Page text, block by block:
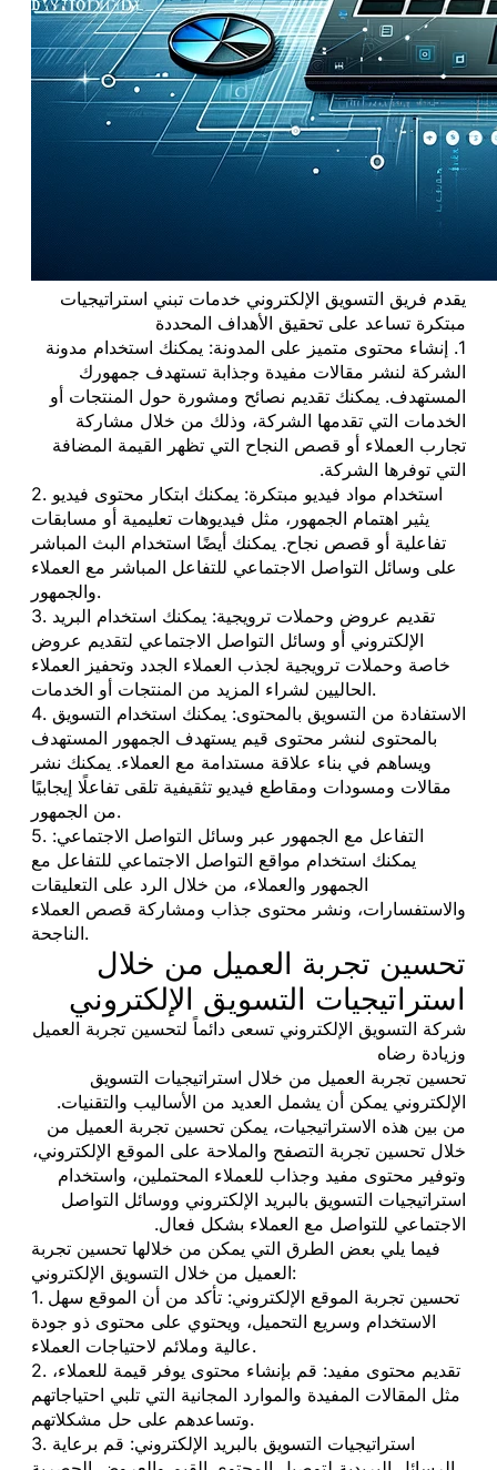
يقدم فريق التسويق الإلكتروني خدمات تبني استراتيجيات
مبتكرة تساعد على تحقيق الأهداف المحددة
1. إنشاء محتوى متميز على المدونة: يمكنك استخدام مدونة
الشركة لنشر مقالات مفيدة وجذابة تستهدف جمهورك
المستهدف. يمكنك تقديم نصائح ومشورة حول المنتجات أو
الخدمات التي تقدمها الشركة، وذلك من خلال مشاركة
تجارب العملاء أو قصص النجاح التي تظهر القيمة المضافة
التي توفرها الشركة.
2. استخدام مواد فيديو مبتكرة: يمكنك ابتكار محتوى فيديو
يثير اهتمام الجمهور، مثل فيديوهات تعليمية أو مسابقات
تفاعلية أو قصص نجاح. يمكنك أيضًا استخدام البث المباشر
على وسائل التواصل الاجتماعي للتفاعل المباشر مع العملاء
والجمهور.
3. تقديم عروض وحملات ترويجية: يمكنك استخدام البريد
الإلكتروني أو وسائل التواصل الاجتماعي لتقديم عروض
خاصة وحملات ترويجية لجذب العملاء الجدد وتحفيز العملاء
الحاليين لشراء المزيد من المنتجات أو الخدمات.
4. الاستفادة من التسويق بالمحتوى: يمكنك استخدام التسويق
بالمحتوى لنشر محتوى قيم يستهدف الجمهور المستهدف
ويساهم في بناء علاقة مستدامة مع العملاء. يمكنك نشر
مقالات ومسودات ومقاطع فيديو تثقيفية تلقى تفاعلًا إيجابيًا
من الجمهور.
5. التفاعل مع الجمهور عبر وسائل التواصل الاجتماعي:
يمكنك استخدام مواقع التواصل الاجتماعي للتفاعل مع
الجمهور والعملاء، من خلال الرد على التعليقات
والاستفسارات، ونشر محتوى جذاب ومشاركة قصص العملاء
الناجحة.
تحسين تجربة العميل من خلال
استراتيجيات التسويق الإلكتروني
شركة التسويق الإلكتروني تسعى دائماً لتحسين تجربة العميل
وزيادة رضاه
تحسين تجربة العميل من خلال استراتيجيات التسويق
الإلكتروني يمكن أن يشمل العديد من الأساليب والتقنيات.
من بين هذه الاستراتيجيات، يمكن تحسين تجربة العميل من
خلال تحسين تجربة التصفح والملاحة على الموقع الإلكتروني،
وتوفير محتوى مفيد وجذاب للعملاء المحتملين، واستخدام
استراتيجيات التسويق بالبريد الإلكتروني ووسائل التواصل
الاجتماعي للتواصل مع العملاء بشكل فعال.
فيما يلي بعض الطرق التي يمكن من خلالها تحسين تجربة
العميل من خلال التسويق الإلكتروني:
1. تحسين تجربة الموقع الإلكتروني: تأكد من أن الموقع سهل
الاستخدام وسريع التحميل، ويحتوي على محتوى ذو جودة
عالية وملائم لاحتياجات العملاء.
2. تقديم محتوى مفيد: قم بإنشاء محتوى يوفر قيمة للعملاء،
مثل المقالات المفيدة والموارد المجانية التي تلبي احتياجاتهم
وتساعدهم على حل مشكلاتهم.
3. استراتيجيات التسويق بالبريد الإلكتروني: قم برعاية